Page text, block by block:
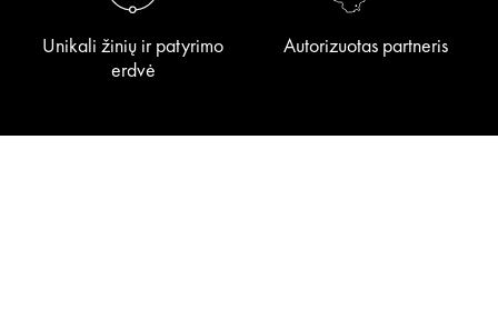
Unikali žinių ir patyrimo
erdvė
Autorizuotas partneris